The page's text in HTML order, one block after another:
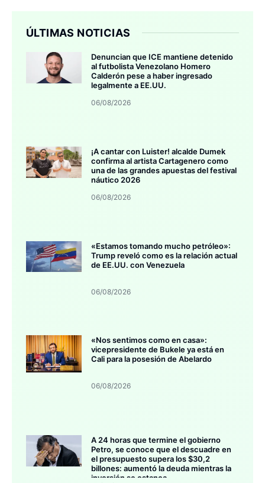
ÚLTIMAS NOTICIAS
Denuncian que ICE mantiene detenido
al futbolista Venezolano Homero
Calderón pese a haber ingresado
legalmente a EE.UU.
06/08/2026
¡A cantar con Luister! alcalde Dumek
confirma al artista Cartagenero como
una de las grandes apuestas del festival
náutico 2026
06/08/2026
«Estamos tomando mucho petróleo»:
Trump reveló como es la relación actual
de EE.UU. con Venezuela
06/08/2026
«Nos sentimos como en casa»:
vicepresidente de Bukele ya está en
Cali para la posesión de Abelardo
06/08/2026
A 24 horas que termine el gobierno
Petro, se conoce que el descuadre en
el presupuesto supera los $30,2
billones: aumentó la deuda mientras la
inversión se estanca